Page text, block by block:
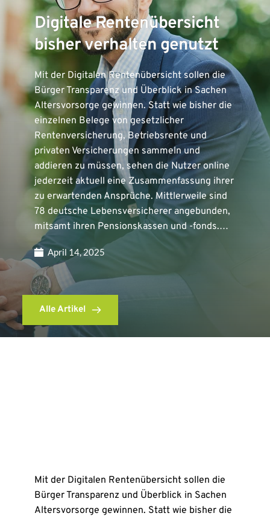
Digitale Rentenübersicht
bisher verhalten genutzt
Mit der Digitalen Rentenübersicht sollen die
Bürger Transparenz und Überblick in Sachen
Altersvorsorge gewinnen. Statt wie bisher die
einzelnen Belege von gesetzlicher
Rentenversicherung, Betriebsrente und
privaten Versicherungen sammeln und
addieren zu müssen, sehen die Nutzer online
jederzeit aktuell eine Zusammenfassung ihrer
zu erwartenden Ansprüche. Mittlerweile sind
78 deutsche Lebensversicherer angebunden,
mitsamt ihren Pensionskassen und -fonds.…
April 14, 2025
Alle Artikel
Mit der Digitalen Rentenübersicht sollen die
Bürger Transparenz und Überblick in Sachen
Altersvorsorge gewinnen. Statt wie bisher die